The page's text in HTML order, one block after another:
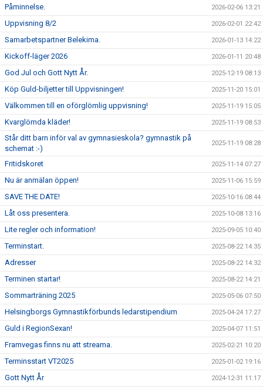
Påminnelse. 2026-02-06 13:21
Uppvisning 8/2 2026-02-01 22:42
Samarbetspartner Belekima. 2026-01-13 14:22
Kickoff-läger 2026 2026-01-11 20:48
God Jul och Gott Nytt År. 2025-12-19 08:13
Köp Guld-biljetter till Uppvisningen! 2025-11-20 15:01
Välkommen till en oförglömlig uppvisning! 2025-11-19 15:05
Kvarglömda kläder! 2025-11-19 08:53
Står ditt barn inför val av gymnasieskola? gymnastik på
schemat :-)
2025-11-19 08:28
Fritidskoret 2025-11-14 07:27
Nu är anmälan öppen! 2025-11-06 15:59
SAVE THE DATE! 2025-10-16 08:44
Låt oss presentera. 2025-10-08 13:16
Lite regler och information! 2025-09-05 10:40
Terminstart. 2025-08-22 14:35
Adresser 2025-08-22 14:32
Terminen startar! 2025-08-22 14:21
Sommarträning 2025 2025-05-06 07:50
Helsingborgs Gymnastikförbunds ledarstipendium 2025-04-24 17:27
Guld i RegionSexan! 2025-04-07 11:51
Framvegas finns nu att streama. 2025-02-21 10:20
Terminsstart VT2025 2025-01-02 19:16
Gott Nytt År 2024-12-31 11:17